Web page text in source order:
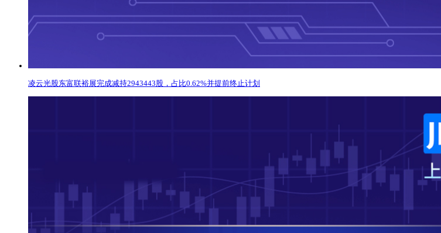
凌云光股东富联裕展完成减持2943443股，占比0.62%并提前终止计划